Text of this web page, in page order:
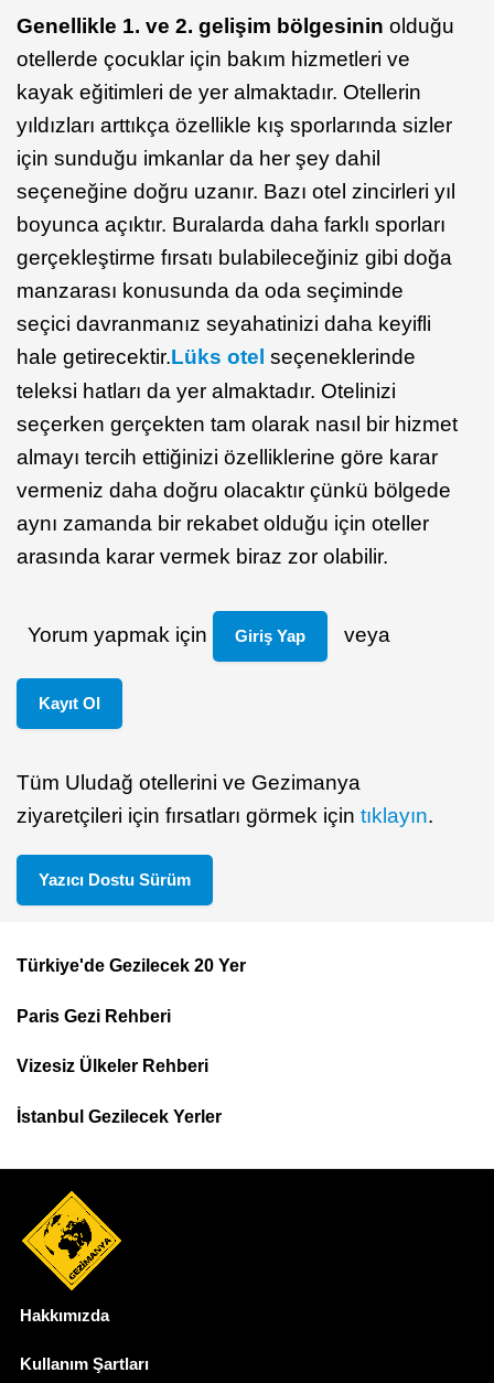
Genellikle 1. ve 2. gelişim bölgesinin olduğu
otellerde çocuklar için bakım hizmetleri ve
kayak eğitimleri de yer almaktadır. Otellerin
yıldızları arttıkça özellikle kış sporlarında sizler
için sunduğu imkanlar da her şey dahil
seçeneğine doğru uzanır. Bazı otel zincirleri yıl
boyunca açıktır. Buralarda daha farklı sporları
gerçekleştirme fırsatı bulabileceğiniz gibi doğa
manzarası konusunda da oda seçiminde
seçici davranmanız seyahatinizi daha keyifli
hale getirecektir.Lüks otel seçeneklerinde
teleksi hatları da yer almaktadır. Otelinizi
seçerken gerçekten tam olarak nasıl bir hizmet
almayı tercih ettiğinizi özelliklerine göre karar
vermeniz daha doğru olacaktır çünkü bölgede
aynı zamanda bir rekabet olduğu için oteller
arasında karar vermek biraz zor olabilir.
Yorum yapmak için Giriş Yap veya
Kayıt Ol
Tüm Uludağ otellerini ve Gezimanya
ziyaretçileri için fırsatları görmek için tıklayın.
Yazıcı Dostu Sürüm
Footer
Top
Menu
Türkiye'de Gezilecek 20 Yer
Paris Gezi Rehberi
Vizesiz Ülkeler Rehberi
İstanbul Gezilecek Yerler
Hakkımızda
Kullanım Şartları